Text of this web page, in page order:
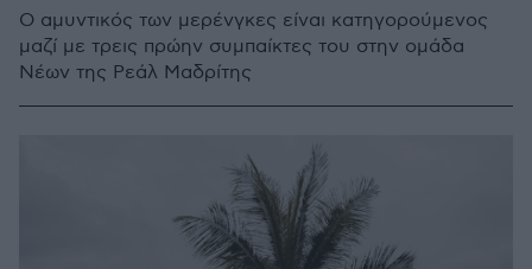
Ο αμυντικός των μερένγκες είναι κατηγορούμενος
μαζί με τρεις πρώην συμπαίκτες του στην ομάδα
Νέων της Ρεάλ Μαδρίτης